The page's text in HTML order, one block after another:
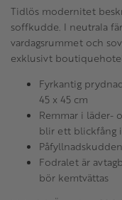
Tidlös modernitet
soffkudde. I neutrala
vardagsrummet och
exklusivt
Fyrkantig
45 x 45 cm
Remmar i läder-
blir ett blickfång
Fodralet är
bör kemtvättas